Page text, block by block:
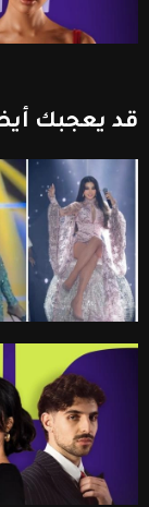
قد يعجبك